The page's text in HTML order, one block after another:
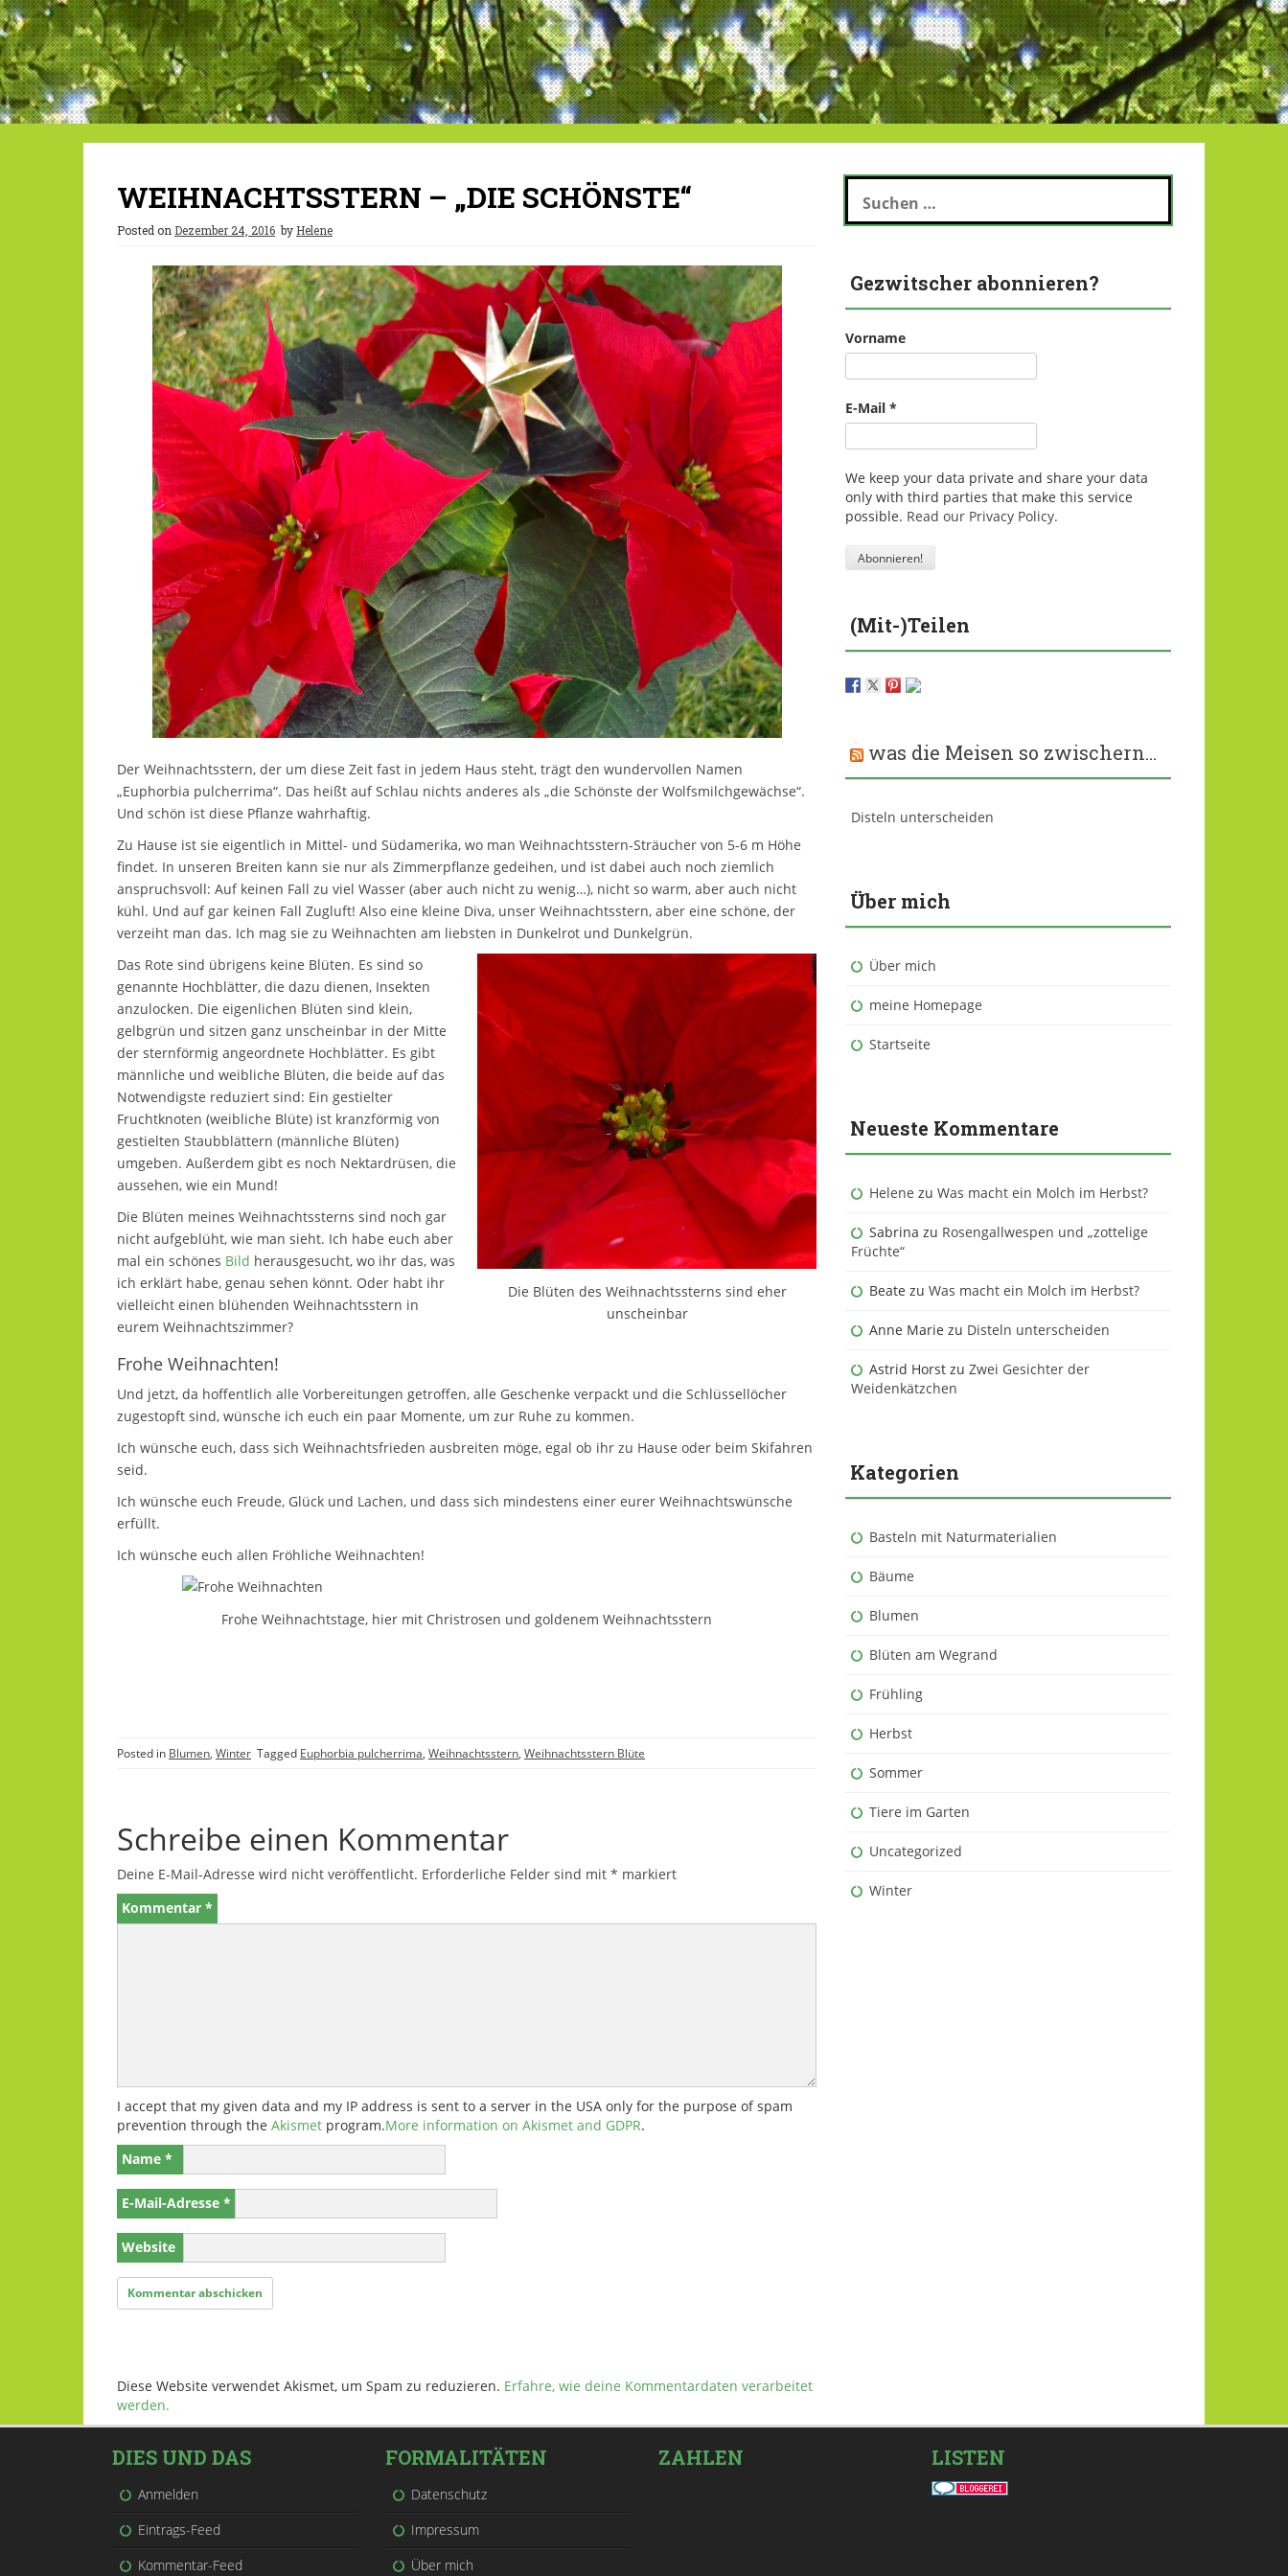
WEIHNACHTSSTERN – „DIE SCHÖNSTE“
Posted on Dezember 24, 2016 by Helene
Der Weihnachtsstern, der um diese Zeit fast in jedem Haus steht, trägt den wundervollen Namen
„Euphorbia pulcherrima“. Das heißt auf Schlau nichts anderes als „die Schönste der Wolfsmilchgewächse“.
Und schön ist diese Pflanze wahrhaftig.
Zu Hause ist sie eigentlich in Mittel- und Südamerika, wo man Weihnachtsstern-Sträucher von 5-6 m Höhe
findet. In unseren Breiten kann sie nur als Zimmerpflanze gedeihen, und ist dabei auch noch ziemlich
anspruchsvoll: Auf keinen Fall zu viel Wasser (aber auch nicht zu wenig…), nicht so warm, aber auch nicht
kühl. Und auf gar keinen Fall Zugluft! Also eine kleine Diva, unser Weihnachtsstern, aber eine schöne, der
verzeiht man das. Ich mag sie zu Weihnachten am liebsten in Dunkelrot und Dunkelgrün.
Die Blüten des Weihnachtssterns sind eher
unscheinbar
Das Rote sind übrigens keine Blüten. Es sind so
genannte Hochblätter, die dazu dienen, Insekten
anzulocken. Die eigenlichen Blüten sind klein,
gelbgrün und sitzen ganz unscheinbar in der Mitte
der sternförmig angeordnete Hochblätter. Es gibt
männliche und weibliche Blüten, die beide auf das
Notwendigste reduziert sind: Ein gestielter
Fruchtknoten (weibliche Blüte) ist kranzförmig von
gestielten Staubblättern (männliche Blüten)
umgeben. Außerdem gibt es noch Nektardrüsen, die
aussehen, wie ein Mund!
Die Blüten meines Weihnachtssterns sind noch gar
nicht aufgeblüht, wie man sieht. Ich habe euch aber
mal ein schönes Bild herausgesucht, wo ihr das, was
ich erklärt habe, genau sehen könnt. Oder habt ihr
vielleicht einen blühenden Weihnachtsstern in
eurem Weihnachtszimmer?
Frohe Weihnachten!
Und jetzt, da hoffentlich alle Vorbereitungen getroffen, alle Geschenke verpackt und die Schlüssellöcher
zugestopft sind, wünsche ich euch ein paar Momente, um zur Ruhe zu kommen.
Ich wünsche euch, dass sich Weihnachtsfrieden ausbreiten möge, egal ob ihr zu Hause oder beim Skifahren
seid.
Ich wünsche euch Freude, Glück und Lachen, und dass sich mindestens einer eurer Weihnachtswünsche
erfüllt.
Ich wünsche euch allen Fröhliche Weihnachten!
Frohe Weihnachtstage, hier mit Christrosen und goldenem Weihnachtsstern
Posted in Blumen, Winter Tagged Euphorbia pulcherrima, Weihnachtsstern, Weihnachtsstern Blüte
Schreibe einen Kommentar
Deine E-Mail-Adresse wird nicht veröffentlicht. Erforderliche Felder sind mit * markiert
Kommentar *
I accept that my given data and my IP address is sent to a server in the USA only for the purpose of spam
prevention through the Akismet program.More information on Akismet and GDPR.
Name *
E-Mail-Adresse *
Website
Diese Website verwendet Akismet, um Spam zu reduzieren. Erfahre, wie deine Kommentardaten verarbeitet
werden.
Suchen
nach:
Gezwitscher abonnieren?
Vorname
E-Mail *
We keep your data private and share your data
only with third parties that make this service
possible. Read our Privacy Policy.
(Mit-)Teilen
was die Meisen so zwischern…
Disteln unterscheiden
Über mich
Über mich
meine Homepage
Startseite
Neueste Kommentare
Helene zu Was macht ein Molch im Herbst?
Sabrina zu Rosengallwespen und „zottelige
Früchte“
Beate zu Was macht ein Molch im Herbst?
Anne Marie zu Disteln unterscheiden
Astrid Horst zu Zwei Gesichter der
Weidenkätzchen
Kategorien
Basteln mit Naturmaterialien
Bäume
Blumen
Blüten am Wegrand
Frühling
Herbst
Sommer
Tiere im Garten
Uncategorized
Winter
DIES UND DAS
Anmelden
Eintrags-Feed
Kommentar-Feed
FORMALITÄTEN
Datenschutz
Impressum
Über mich
ZAHLEN LISTEN